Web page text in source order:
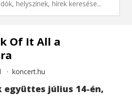
Of It All a
· koncert.hu
együttes július 14-én,